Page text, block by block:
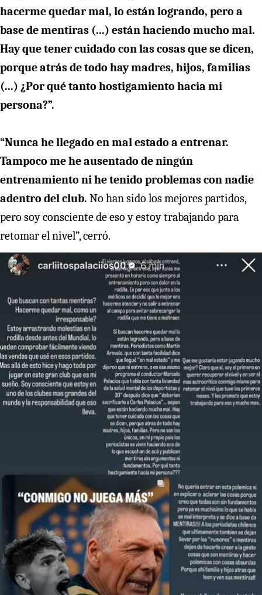
hacerme quedar mal, lo están logrando, pero a
base de mentiras (...) están haciendo mucho mal.
Hay que tener cuidado con las cosas que se dicen,
porque atrás de todo hay madres, hijos, familias
(...) ¿Por qué tanto hostigamiento hacia mi
persona?”.
“Nunca he llegado en mal estado a entrenar.
Tampoco me he ausentado de ningún
entrenamiento ni he tenido problemas con nadie
adentro del club. No han sido los mejores partidos,
pero soy consciente de eso y estoy trabajando para
retomar el nivel”, cerró.